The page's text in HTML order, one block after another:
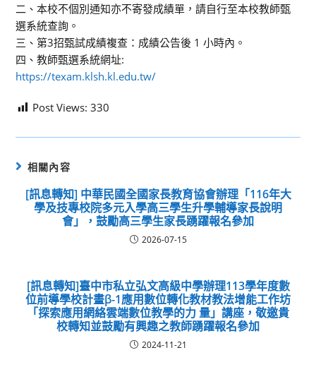
二、本校不個別通知亦不寄發成績單，請自行至本校教師甄
選系統查詢。
三、第3招甄試成績複查：成績公告後 1 小時內。
四、教師甄選系統網址:
https://texam.klsh.kl.edu.tw/
Post Views: 330
相關內容
[訊息轉知] 中華民國全國家長教育協會辦理「116年大
學及技專校院多元入學高三學生升學輔導家長說明
會」，鼓勵高三學生家長踴躍報名參加
2026-07-15
[訊息轉知]臺中市私立弘文高級中學辦理113學年度數
位前導學校計畫β-1應用數位轉化教材教法增能工作坊
「探索應用網絡雲端數位教學的力 量」講座，敬邀貴
校轉知並鼓勵有興趣之教師踴躍報名參加
2024-11-21